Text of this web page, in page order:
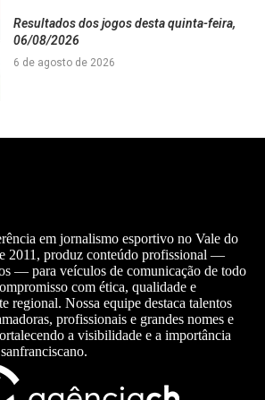
Resultados dos jogos desta quinta-feira,
06/08/2026
6 de agosto de 2026
em jornalismo esportivo no Vale do
2011, produz conteúdo profissional —
— para veículos de comunicação de todo
com ética, qualidade e
regional. Nossa equipe destaca talentos
profissionais e grandes nomes e
a visibilidade e a importância